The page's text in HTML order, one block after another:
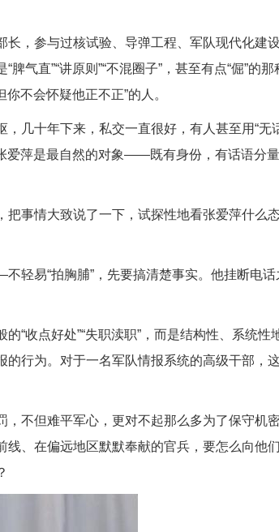
，参与过核试验、导弹工程、军队现代化建设
气直”“讲原则”“不混圈子”，甚至有点“倔”的那
不会怀疑他正不正”的人。
几十年下来，私交一直很好，有人甚至用“无
爱萍是最自然的对象——既有身份，有话语分量
事情大致说了一下，试探性地看张爱萍什么
轻易“拍胸脯”，先要搞清楚事实。他挂断电话
“收点好处”“失职渎职”，而是结构性、系统性
行为。对于一名军队情报系统的高级干部，
不但难平军心，更对不起那么多为了保守机密
、在偏远地区默默奉献的官兵，要怎么向他